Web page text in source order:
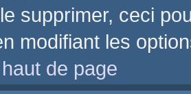
supprimer, ceci
modifiant les
de page